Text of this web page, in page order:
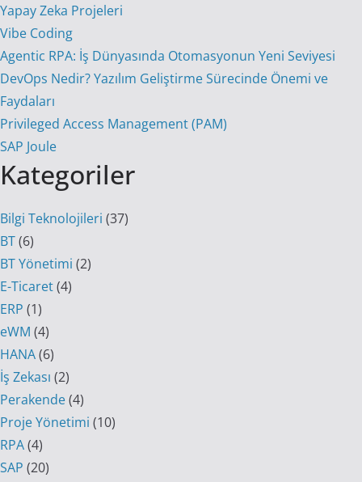
Yapay Zeka Projeleri
Vibe Coding
Agentic RPA: İş Dünyasında Otomasyonun Yeni Seviyesi
DevOps Nedir? Yazılım Geliştirme Sürecinde Önemi ve
Faydaları
Privileged Access Management (PAM)
SAP Joule
Kategoriler
Bilgi Teknolojileri (37)
BT(6)
BT Yönetimi (2)
E-Ticaret(4)
ERP (1)
eWM (4)
HANA(6)
İş Zekası (2)
Perakende(4)
Proje Yönetimi (10)
RPA(4)
SAP (20)